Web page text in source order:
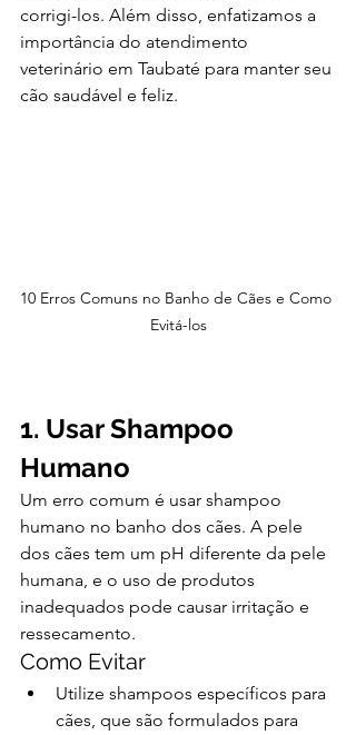
corrigi-los. Além disso, enfatizamos a
importância do atendimento
veterinário em Taubaté para manter seu
cão saudável e feliz.
10 Erros Comuns no Banho de Cães e Como
Evitá-los
1. Usar Shampoo
Humano
Um erro comum é usar shampoo
humano no banho dos cães. A pele
dos cães tem um pH diferente da pele
humana, e o uso de produtos
inadequados pode causar irritação e
ressecamento.
Como Evitar
Utilize shampoos específicos para
cães, que são formulados para